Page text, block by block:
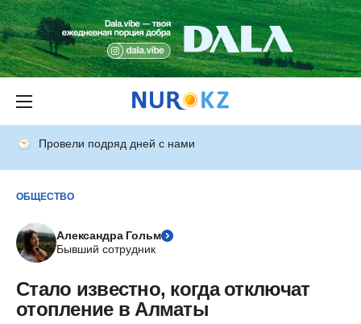
Провели подряд дней с нами
ОБЩЕСТВО
Александра Гольм
Бывший сотрудник
Стало известно, когда отключат
отопление в Алматы